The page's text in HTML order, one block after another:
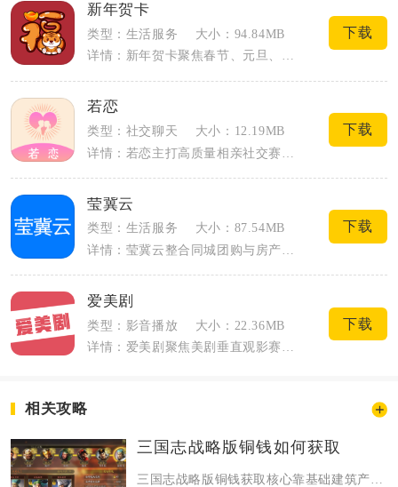
新年贺卡
类型：生活服务
大小：94.84MB
详情：新年贺卡聚焦春节、元旦、元宵等岁时节日电子贺卡创作，内置国风、卡通、商务多类...
下载
若恋
类型：社交聊天
大小：12.19MB
下载
莹冀云
类型：生活服务
大小：87.54MB
下载
爱美剧
类型：影音播放
大小：22.36MB
下载
相关攻略
三国志战略版铜钱如何获取